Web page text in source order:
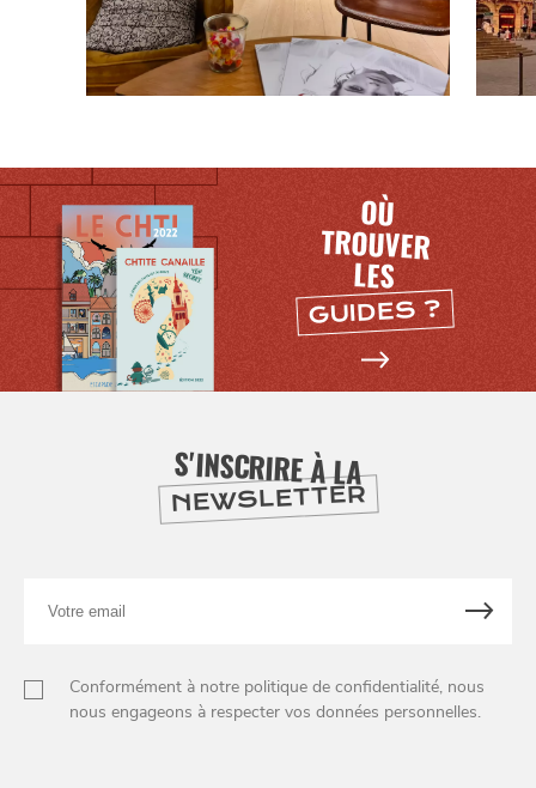
OÙ
TROUVER
LES
GUIDES ?
S'INSCRIRE À LA
NEWSLETTER
email
Conformément à notre politique de confidentialité, nous
nous engageons à respecter vos données personnelles.